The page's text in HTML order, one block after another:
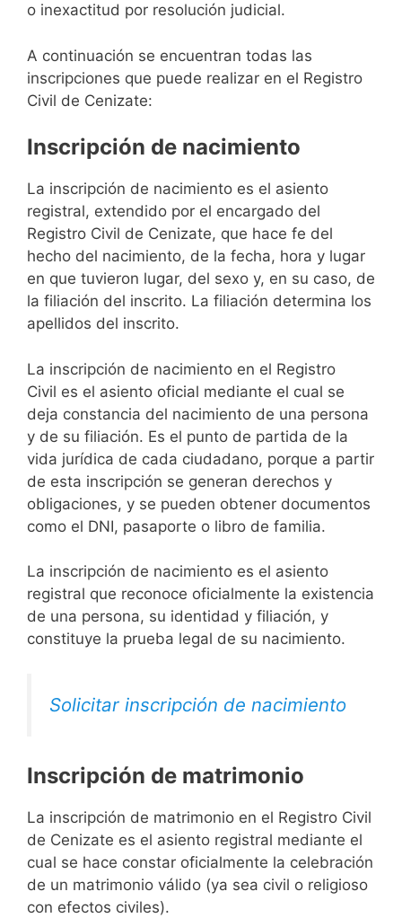
o inexactitud por resolución judicial.
A continuación se encuentran todas las
inscripciones que puede realizar en el Registro
Civil de Cenizate:
Inscripción de nacimiento
La inscripción de nacimiento es el asiento
registral, extendido por el encargado del
Registro Civil de Cenizate, que hace fe del
hecho del nacimiento, de la fecha, hora y lugar
en que tuvieron lugar, del sexo y, en su caso, de
la filiación del inscrito. La filiación determina los
apellidos del inscrito.
La inscripción de nacimiento en el Registro
Civil es el asiento oficial mediante el cual se
deja constancia del nacimiento de una persona
y de su filiación. Es el punto de partida de la
vida jurídica de cada ciudadano, porque a partir
de esta inscripción se generan derechos y
obligaciones, y se pueden obtener documentos
como el DNI, pasaporte o libro de familia.
La inscripción de nacimiento es el asiento
registral que reconoce oficialmente la existencia
de una persona, su identidad y filiación, y
constituye la prueba legal de su nacimiento.
Solicitar inscripción de nacimiento
Inscripción de matrimonio
La inscripción de matrimonio en el Registro Civil
de Cenizate es el asiento registral mediante el
cual se hace constar oficialmente la celebración
de un matrimonio válido (ya sea civil o religioso
con efectos civiles).